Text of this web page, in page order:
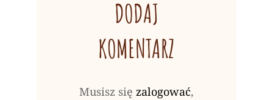
DODAJ
KOMENTARZ
Musisz się zalogować,